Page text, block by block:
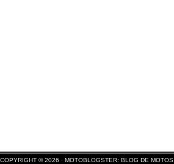
COPYRIGHT © 2026 · MOTOBLOGSTER: BLOG DE MOTOS